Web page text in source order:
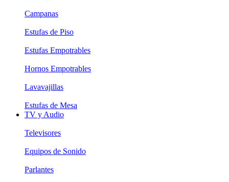
Campanas
Estufas de Piso
Estufas Empotrables
Hornos Empotrables
Lavavajillas
Estufas de Mesa
TV y Audio
Televisores
Equipos de Sonido
Parlantes